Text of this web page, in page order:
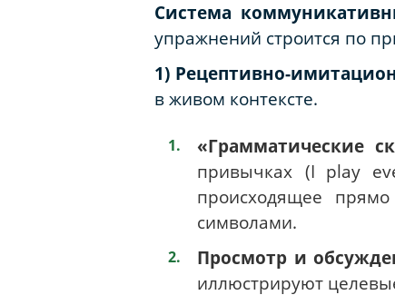
Система
упражнений строится по
1) Рецептивно-
в живом контексте.
«Грамматические
привычках (I play
происходящее
символами.
Просмотр и
иллюстрируют